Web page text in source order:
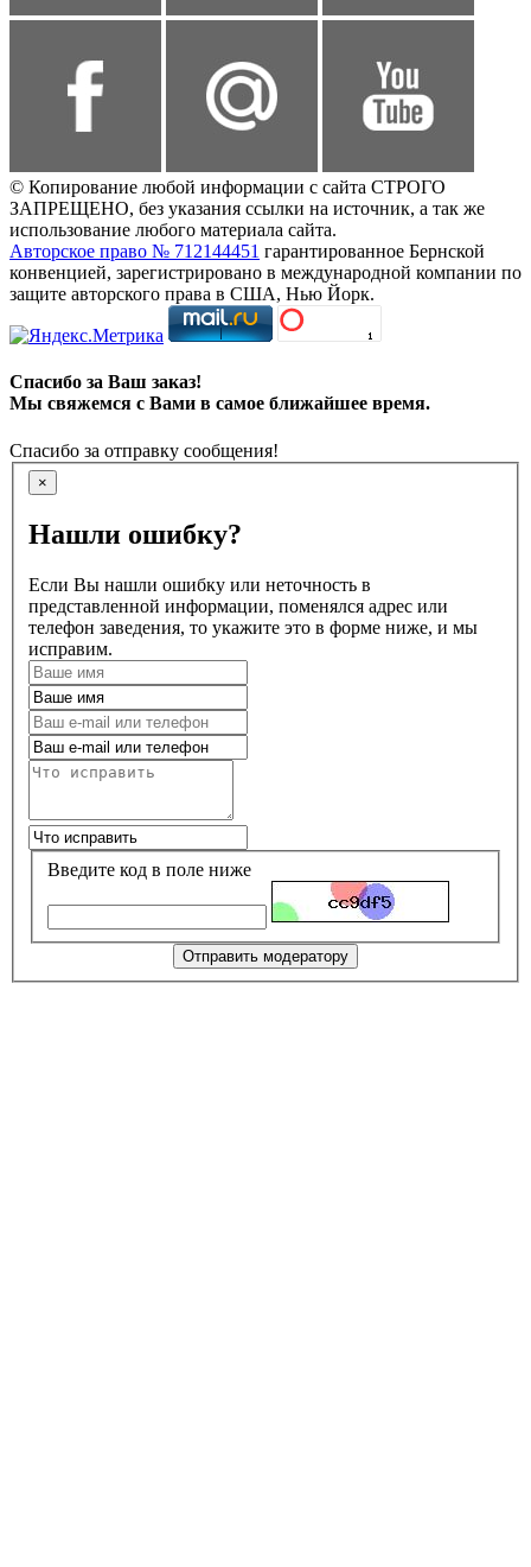
© Копирование любой информации с сайта СТРОГО
ЗАПРЕЩЕНО, без указания ссылки на источник, а так же
использование любого материала сайта.
Авторское право № 712144451 гарантированное Бернской
конвенцией, зарегистрировано в международной компании по
защите авторского права в США, Нью Йорк.
Спасибо за Ваш заказ!
Мы свяжемся с Вами в самое ближайшее время.
Спасибо за отправку сообщения!
×
Нашли ошибку?
Если Вы нашли ошибку или неточность в
представленной информации, поменялся адрес или
телефон заведения, то укажите это в форме ниже, и мы
исправим.
Введите код в поле ниже
Отправить модератору